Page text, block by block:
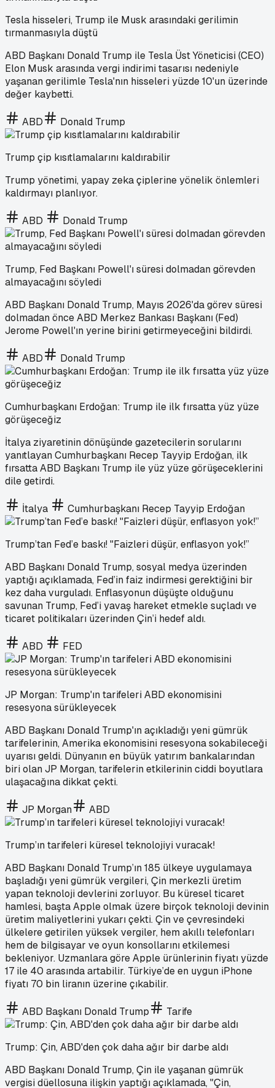
Tesla hisseleri, Trump ile Musk arasındaki gerilimin
tırmanmasıyla düştü
ABD Başkanı Donald Trump ile Tesla Üst Yöneticisi (CEO)
Elon Musk arasında vergi indirimi tasarısı nedeniyle
yaşanan gerilimle Tesla'nın hisseleri yüzde 10'un üzerinde
değer kaybetti.
ABD Donald Trump
Trump çip kısıtlamalarını kaldırabilir
Trump yönetimi, yapay zeka çiplerine yönelik önlemleri
kaldırmayı planlıyor.
ABD Donald Trump
Trump, Fed Başkanı Powell'ı süresi dolmadan görevden
almayacağını söyledi
ABD Başkanı Donald Trump, Mayıs 2026'da görev süresi
dolmadan önce ABD Merkez Bankası Başkanı (Fed)
Jerome Powell'ın yerine birini getirmeyeceğini bildirdi.
ABD Donald Trump
Cumhurbaşkanı Erdoğan: Trump ile ilk fırsatta yüz yüze
görüşeceğiz
İtalya ziyaretinin dönüşünde gazetecilerin sorularını
yanıtlayan Cumhurbaşkanı Recep Tayyip Erdoğan, ilk
fırsatta ABD Başkanı Trump ile yüz yüze görüşeceklerini
dile getirdi.
İtalya Cumhurbaşkanı Recep Tayyip Erdoğan
Trump’tan Fed’e baskı! "Faizleri düşür, enflasyon yok!”
ABD Başkanı Donald Trump, sosyal medya üzerinden
yaptığı açıklamada, Fed’in faiz indirmesi gerektiğini bir
kez daha vurguladı. Enflasyonun düşüşte olduğunu
savunan Trump, Fed’i yavaş hareket etmekle suçladı ve
ticaret politikaları üzerinden Çin’i hedef aldı.
ABD FED
JP Morgan: Trump'ın tarifeleri ABD ekonomisini
resesyona sürükleyecek
ABD Başkanı Donald Trump'ın açıkladığı yeni gümrük
tarifelerinin, Amerika ekonomisini resesyona sokabileceği
uyarısı geldi. Dünyanın en büyük yatırım bankalarından
biri olan JP Morgan, tarifelerin etkilerinin ciddi boyutlara
ulaşacağına dikkat çekti.
JP Morgan ABD
Trump’ın tarifeleri küresel teknolojiyi vuracak!
ABD Başkanı Donald Trump’ın 185 ülkeye uygulamaya
başladığı yeni gümrük vergileri, Çin merkezli üretim
yapan teknoloji devlerini zorluyor. Bu küresel ticaret
hamlesi, başta Apple olmak üzere birçok teknoloji devinin
üretim maliyetlerini yukarı çekti. Çin ve çevresindeki
ülkelere getirilen yüksek vergiler, hem akıllı telefonları
hem de bilgisayar ve oyun konsollarını etkilemesi
bekleniyor. Uzmanlara göre Apple ürünlerinin fiyatı yüzde
17 ile 40 arasında artabilir. Türkiye’de en uygun iPhone
fiyatı 70 bin liranın üzerine çıkabilir.
ABD Başkanı Donald Trump Tarife
Trump: Çin, ABD'den çok daha ağır bir darbe aldı
ABD Başkanı Donald Trump, Çin ile yaşanan gümrük
vergisi düellosuna ilişkin yaptığı açıklamada, "Çin,